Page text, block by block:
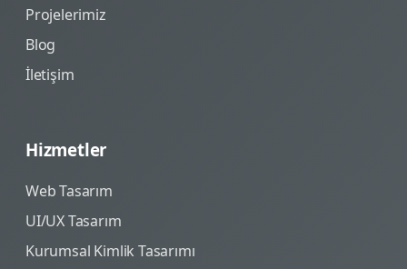
Projelerimiz
Blog
İletişim
Hizmetler
Web Tasarım
UI/UX Tasarım
Kurumsal Kimlik Tasarımı